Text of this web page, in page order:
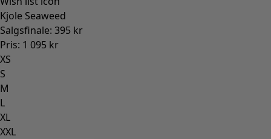
Kjole Seaweed
Salgsfinale: 395 kr
Pris: 1 095 kr
XS
S
M
L
XL
XXL